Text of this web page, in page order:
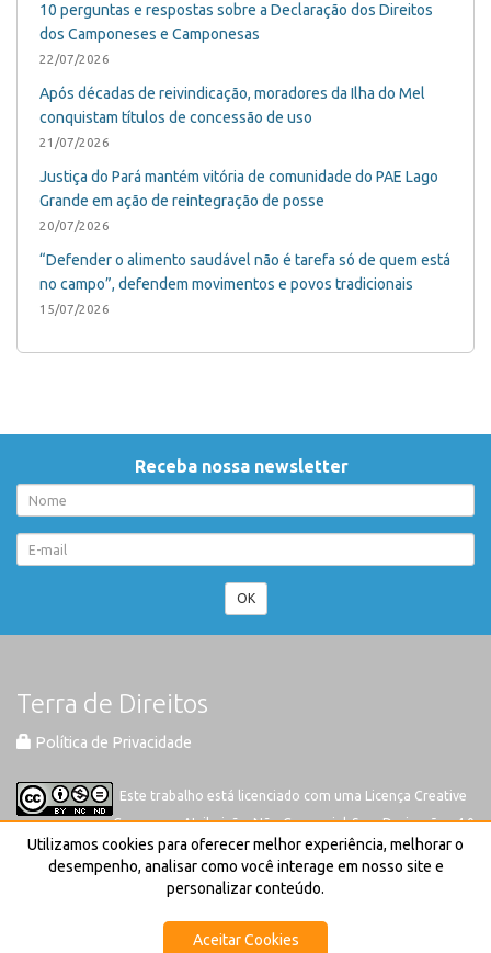
10 perguntas e respostas sobre a Declaração dos Direitos
dos Camponeses e Camponesas
22/07/2026
Após décadas de reivindicação, moradores da Ilha do Mel
conquistam títulos de concessão de uso
21/07/2026
Justiça do Pará mantém vitória de comunidade do PAE Lago
Grande em ação de reintegração de posse
20/07/2026
“Defender o alimento saudável não é tarefa só de quem está
no campo”, defendem movimentos e povos tradicionais
15/07/2026
Receba nossa newsletter
OK
Terra de Direitos
Política de Privacidade
Este trabalho está licenciado com uma Licença Creative
Commons-Atribuição-Não Comercial-Sem Derivações 4.0
Internacional
Utilizamos cookies para oferecer melhor experiência, melhorar o
desempenho, analisar como você interage em nosso site e
personalizar conteúdo.
Aceitar Cookies